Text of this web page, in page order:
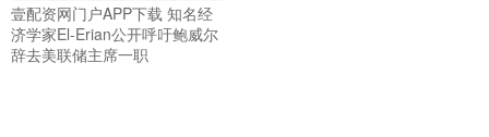
壹配资网门户APP下载 知名经
济学家El-Erian公开呼吁鲍威尔
辞去美联储主席一职